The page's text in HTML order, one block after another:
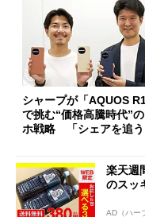
シャープが「AQUOS
で挑む“価格高騰時代”
ホ戦略 「シェアを追う
楽天週
のスッ
AD（ハー